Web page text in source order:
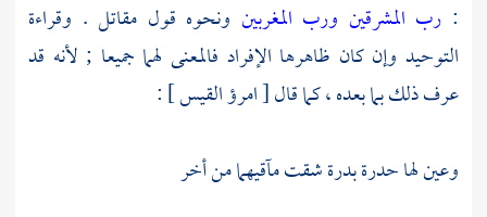
: رب المشرقين ورب المغربين ونحوه قول مقاتل . وقراءة
التوحيد وإن كان ظاهرها الإفراد فالمعنى لهما جميعا ; لأنه قد
عرف ذلك بما بعده ، كما قال [امرؤ القيس] :
وعين لها حدرة بدرة شقت مآقيهما من أخر